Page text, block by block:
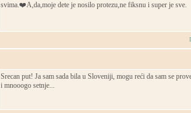
svima.❤️A,da,moje dete je nosilo protezu,ne fiksnu i super je sve.
Srecan put! Ja sam sada bila u Sloveniji, mogu reći da sam se
i mnooogo setnje...